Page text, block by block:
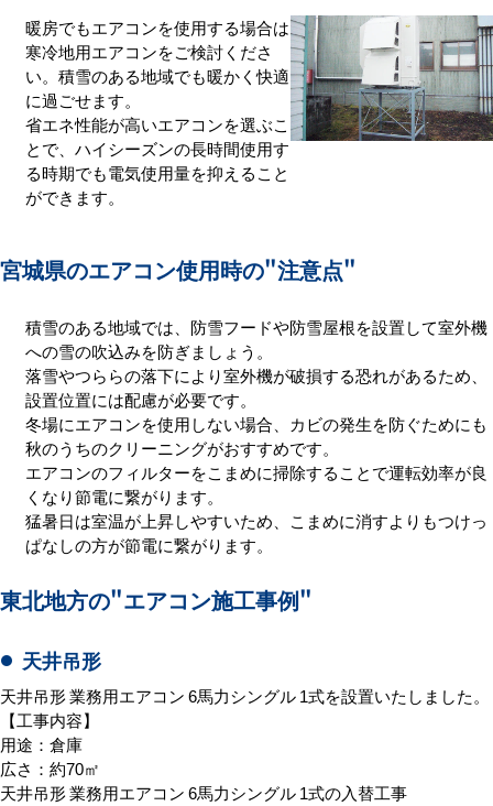
暖房でもエアコンを使用する場合は
寒冷地用エアコンをご検討くださ
い。積雪のある地域でも暖かく快適
に過ごせます。
省エネ性能が高いエアコンを選ぶこ
とで、ハイシーズンの長時間使用す
る時期でも電気使用量を抑えること
ができます。
宮城県のエアコン使用時の"注意点"
積雪のある地域では、防雪フードや防雪屋根を設置して室外機
への雪の吹込みを防ぎましょう。
落雪やつららの落下により室外機が破損する恐れがあるため、
設置位置には配慮が必要です。
冬場にエアコンを使用しない場合、カビの発生を防ぐためにも
秋のうちのクリーニングがおすすめです。
エアコンのフィルターをこまめに掃除することで運転効率が良
くなり節電に繋がります。
猛暑日は室温が上昇しやすいため、こまめに消すよりもつけっ
ぱなしの方が節電に繋がります。
東北地方の"エアコン施工事例"
天井吊形
天井吊形 業務用エアコン 6馬力シングル 1式を設置いたしました。
【工事内容】
用途：倉庫
広さ：約70㎡
天井吊形 業務用エアコン 6馬力シングル 1式の入替工事